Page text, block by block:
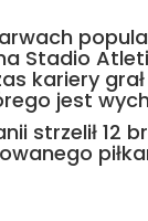
Stadio
kariery
jest
strzelił 12